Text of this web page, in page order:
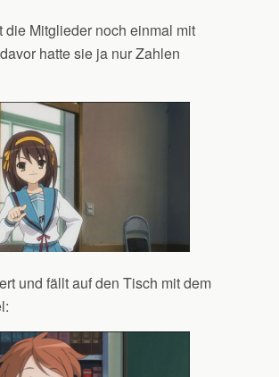
die Mitglieder noch einmal mit
hatte sie ja nur Zahlen
und fällt auf den Tisch mit dem